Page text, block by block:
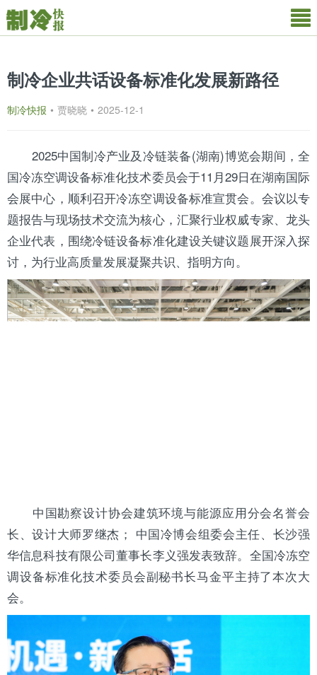
制冷企业共话设备标准化发展新路径
制冷快报 • 贾晓晓 • 2025-12-1
2025中国制冷产业及冷链装备(湖南)博览会期间，全
国冷冻空调设备标准化技术委员会于11月29日在湖南国际
会展中心，顺利召开冷冻空调设备标准宣贯会。会议以专
题报告与现场技术交流为核心，汇聚行业权威专家、龙头
企业代表，围绕冷链设备标准化建设关键议题展开深入探
讨，为行业高质量发展凝聚共识、指明方向。
中国勘察设计协会建筑环境与能源应用分会名誉会
长、设计大师罗继杰； 中国冷博会组委会主任、长沙强
华信息科技有限公司董事长李义强发表致辞。全国冷冻空
调设备标准化技术委员会副秘书长马金平主持了本次大
会。